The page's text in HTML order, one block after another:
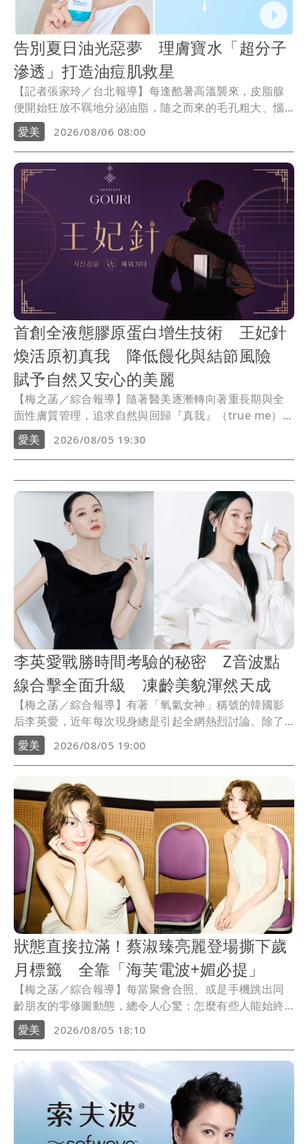
告別夏日油光惡夢 理膚寶水「超分子
滲透」打造油痘肌救星
【記者張家玲／台北報導】每逢酷暑高溫襲來，皮脂腺
便開始狂放不羈地分泌油脂，隨之而來的毛孔粗大、惱
人粉刺與痘痘問題，總是讓人困擾不已。備受皮膚科醫
師推薦的理膚寶水（La Roche-Posay），今年特別帶來
全新保養概念，不再盲目追求高濃度強效去油，轉而訴
求精準滲透與平衡皮脂管理，重拾健康穩定的好膚況。
愛美 2026/08/06 08:00
首創全液態膠原蛋白增生技術 王妃針
煥活原初真我 降低饅化與結節風險
賦予自然又安心的美麗
【梅之菡／綜合報導】隨著醫美逐漸轉向著重長期與全
面性膚質管理，追求自然與回歸『真我』（true me）成
為求美者心之所好，以刺激膠原蛋白增生為主的生物刺
激課程（Bio-stimulation Therapies）需求因而持續攀
升，根據國外研究，市場規模預期將從今年的25億美
元，上升至2036年的67億美元 ，「自然再生」可說成爲
下一階段醫美的焦點。
愛美 2026/08/05 19:30
李英愛戰勝時間考驗的秘密 Z音波點
線合擊全面升級 凍齡美貌渾然天成
【梅之菡／綜合報導】有著「氧氣女神」稱號的韓國影
后李英愛，近年每次現身總是引起全網熱烈討論。除了
所散發出的出眾魅力外，李英愛令人驚艷的莫過於即便
已55歲，仍保有緊實如「皮貼骨」的俐落輪廓線，以及
宛若渾然天成的膚質，歲月仿佛不曾在她身上留下痕
跡，美貌與體態都維持在巔峰的李英愛依舊是大家心中
的美人標竿！而歲月彷彿未曾在李英愛身上留下痕跡的
關鍵之一，歸功於她精準投資自己的選擇—Z音波。
愛美 2026/08/05 19:00
狀態直接拉滿！蔡淑臻亮麗登場撕下歲
月標籤 全靠「海芙電波+媚必提」
【梅之菡／綜合報導】每當聚會合照、或是手機跳出同
齡朋友的零修圖動態，總令人心驚：怎麼有些人能始終
維持著完美的輪廓線與緊緻巴掌臉？再看看鏡子裡的自
己，原相機鏡頭下無所遁形的疲態、悄悄流失的膠原蛋
白，還有下顎線逐漸模糊的鬆弛感……讓人崩潰直呼：
「同齡合照簡直是公開處刑！為什麼別人能輕鬆定格狀
態，自己卻被歲月當街追著跑？」
愛美 2026/08/05 18:10